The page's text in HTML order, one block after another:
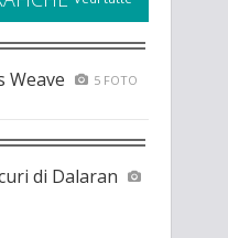
Weave 5 FOTO
di Dalaran